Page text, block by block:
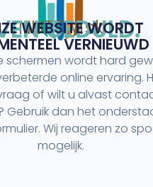
NUTTwisk
GEDULD.
WEBSITE WORDT
VERNIEUWD
schermen wordt hard
online ervaring.
of wilt u alvast
Gebruik dan het
Wij reageren zo
mogelijk.